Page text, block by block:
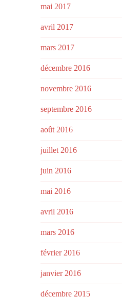
mai 2017
avril 2017
mars 2017
décembre 2016
novembre 2016
septembre 2016
août 2016
juillet 2016
juin 2016
mai 2016
avril 2016
mars 2016
février 2016
janvier 2016
décembre 2015